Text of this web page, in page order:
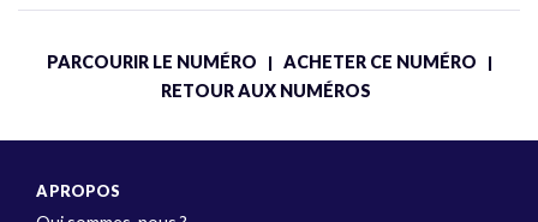
PARCOURIR LE NUMÉRO | ACHETER CE NUMÉRO |
RETOUR AUX NUMÉROS
A PROPOS